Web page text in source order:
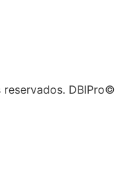
DBIPro©